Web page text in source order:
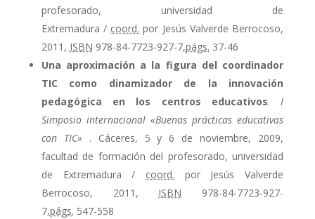
profesorado, universidad de
Extremadura / coord. por Jesús Valverde Berrocoso,
2011, ISBN 978-84-7723-927-7,págs. 37-46
Una aproximación a la figura del coordinador
TIC como dinamizador de la innovación
pedagógica en los centros educativos.I
Simposio internacional «Buenas prácticas educativas
con TIC» . Cáceres, 5 y 6 de noviembre, 2009,
facultad de formación del profesorado, universidad
de Extremadura / coord. por Jesús Valverde
Berrocoso, 2011, ISBN 978-84-7723-927-
7,págs. 547-558